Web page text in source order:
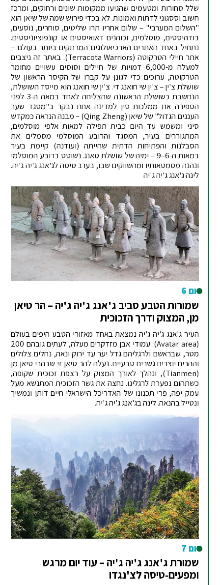
שלל סחורות ומטעמים שהגיעו ממקומות שונים ורחוקים, ומרכז
חשוב וססגוני לדתות ואמונות. לא בכדי פירוש שמה של שיאן הוא
"השלום המערבי" – שלום אחריו תרו שליטים, סוחרים, נוסעים,
בודהיסטים, מוסלמים, וכוהנים דאואיסטים או קונפוציוניסטים.
נתחיל באחד האתרים הארכיאולוגים המרתקים ביותר בעולם –
אתר חיילי הטרקוטה (Terracota Warriors). באתר זה ניצבים
למעלה מ-6,000 דמויות של חיילים וסוסים עשויים מחומר
הטרקוטה, ערוכים כדי לגונן על קברו של הקיסר הראשון של
שושלת צ'ין – צ'ין שי חואנג די. צ'ין שי חואנג הוא מייסד השושלת,
הנחשבת כשושלת הראשונה שהצליחה לאחד במאה ה-3 לפני
הספירה את ממלכות סין למדינה אחת נבקר ב"מסגד שער
העננים הגדול" של שיאן (Qing Zheng) – מבנה הנראה כמקדש
סיני ומשמש עד היום כבית תפילה למאות אלפי מוסלמים,
המתגוררים בעיר, המסגד והרובע המוסלמי מסמלים את
הסבלנות והפתיחות הדתית שהייתה (ועודנה) קיימת בעיר
במאות ה-6–9 – ימיה של שושלת טאנג. נשוטט ברובע המוסלמי
ונהנה מסמטאותיו ומהשווקים שבו, בערב טיסה לג'אנג ג'יה ג'יה.
לינה ג'אנג ג'יה ג'יה
יום 6
שמורות הטבע סביב ג'אנג ג'יה ג'יה – הר טיאן
מן, המצוק ודרך הזכוכית
העיר ג'אנג ג'יה ג'יה נמצאת באחד מאזורי הטבע היפים בעולם
(Avatar area): עמודי אבן מזדקרים מעלה, לעתים גובהם 200
מטר, שבראשם ולרגליהם גדל יער עד ירוק ונאה, נחלים צלולים
וההרים יוצרים גשרים טבעיים. נעלה להר טיאן זי שבהרי טיאן מן
(Tianmen), ונהלך לאורך המצוק על רצפת זכוכית שקופה,
כשתהום נפערת לרגלינו. נחצה את גשר הזכוכית המתנשא מעל
עמק יפה, פרי תכנונו של האדריכל הישראלי חיים דותן ונמשיך
ונטייל בהנאה. לינה בג'אנג ג'יה ג'יה.
יום 7
שמורת ג'אנג ג'יה ג'יה – עוד יום מרגש
ומפעים-טיסה לצ'נגדו